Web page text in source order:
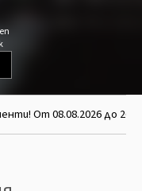
От 08.08.2026 до